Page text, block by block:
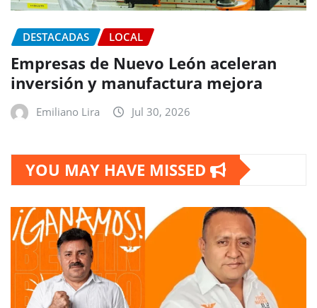
DESTACADAS LOCAL
Empresas de Nuevo León aceleran
inversión y manufactura mejora
Emiliano Lira Jul 30, 2026
YOU MAY HAVE MISSED